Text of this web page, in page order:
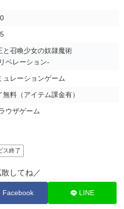
と召喚少女の奴隷魔術
ベレーション-
ュレーションゲーム
料（アイテム課金有）
ウザゲーム
ス終了
散してね／
Facebook LINE